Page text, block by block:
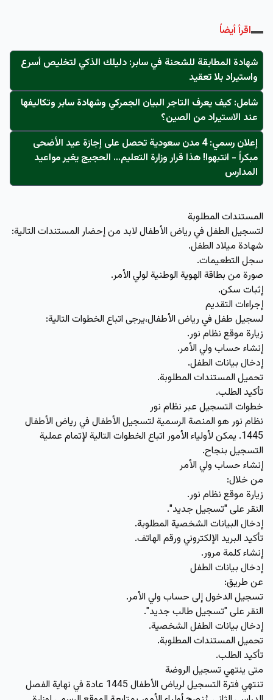
اقرأ أيضاً
شهادة المطابقة للشحنة في سابر: دليلك الذكي لتخليص أسرع
واستيراد بلا تعقيد
شامل: كيف يعرف التاجر البيان الجمركي وشهادة سابر وتكاليفها
عند الاستيراد من الصين؟
إعلان رسمي: 4 مدن سعودية تحصل على إجازة عيد الأضحى
مبكراً - انتبهوا! هذا قرار وزارة التعليم… الحجيج يغير مواعيد
المدارس
المستندات المطلوبة
لتسجيل الطفل في رياض الأطفال لابد من إحضار المستندات التالية:
شهادة ميلاد الطفل.
سجل التطعيمات.
صورة من بطاقة الهوية الوطنية لولي الأمر.
إثبات سكن.
إجراءات التقديم
لسجيل طفل في رياض الأطفال،يرجى اتباع الخطوات التالية:
زيارة موقع نظام نور.
إنشاء حساب ولي الأمر.
إدخال بيانات الطفل.
تحميل المستندات المطلوبة.
تأكيد الطلب.
خطوات التسجيل عبر نظام نور
نظام نور هو المنصة الرسمية لتسجيل الأطفال في رياض الأطفال
1445. يمكن لأولياء الأمور اتباع الخطوات التالية لإتمام عملية
التسجيل بنجاح.
إنشاء حساب ولي الأمر
من خلال:
زيارة موقع نظام نور.
النقر على "تسجيل جديد".
إدخال البيانات الشخصية المطلوبة.
تأكيد البريد الإلكتروني ورقم الهاتف.
إنشاء كلمة مرور.
إدخال بيانات الطفل
عن طريق:
تسجيل الدخول إلى حساب ولي الأمر.
النقر على "تسجيل طالب جديد".
إدخال بيانات الطفل الشخصية.
تحميل المستندات المطلوبة.
تأكيد الطلب.
متى ينتهي تسجيل الروضة
تنتهي فترة التسجيل لرياض الأطفال 1445 عادة في نهاية الفصل